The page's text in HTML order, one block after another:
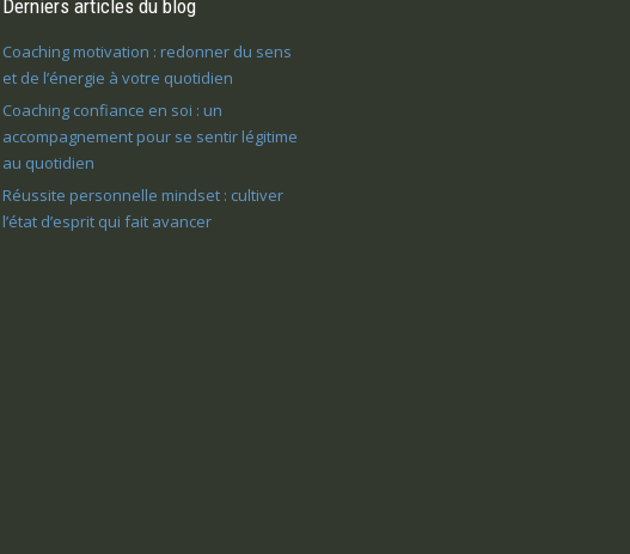
Derniers articles du blog
Coaching motivation : redonner du sens
et de l’énergie à votre quotidien
Coaching confiance en soi : un
accompagnement pour se sentir légitime
au quotidien
Réussite personnelle mindset : cultiver
l’état d’esprit qui fait avancer